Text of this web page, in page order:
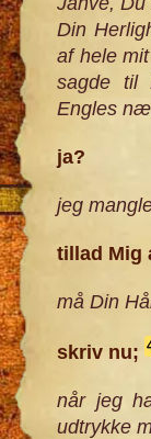
Din
af hele
sagde til
Engles
ja?
jeg
tillad
må Din
skriv nu;
når jeg
udtrykke